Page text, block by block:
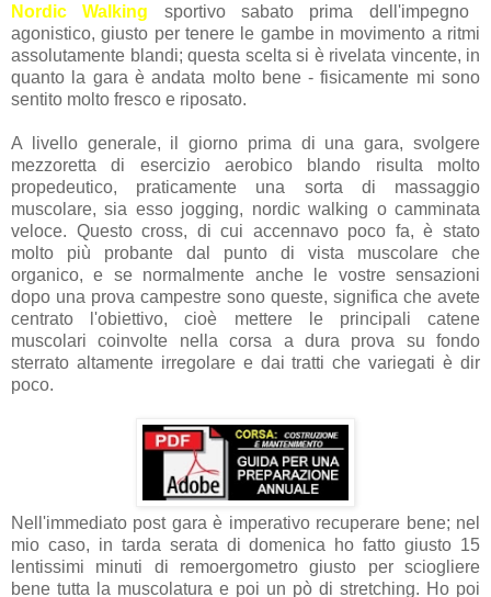
Nordic Walking sportivo sabato prima dell'impegno
agonistico, giusto per tenere le gambe in movimento a ritmi
assolutamente blandi; questa scelta si è rivelata vincente, in
quanto la gara è andata molto bene - fisicamente mi sono
sentito molto fresco e riposato.
A livello generale, il giorno prima di una gara, svolgere
mezzoretta di esercizio aerobico blando risulta molto
propedeutico, praticamente una sorta di massaggio
muscolare, sia esso jogging, nordic walking o camminata
veloce. Questo cross, di cui accennavo poco fa, è stato
molto più probante dal punto di vista muscolare che
organico, e se normalmente anche le vostre sensazioni
dopo una prova campestre sono queste, significa che avete
centrato l'obiettivo, cioè mettere le principali catene
muscolari coinvolte nella corsa a dura prova su fondo
sterrato altamente irregolare e dai tratti che variegati è dir
poco.
Nell'immediato post gara è imperativo recuperare bene; nel
mio caso, in tarda serata di domenica ho fatto giusto 15
lentissimi minuti di remoergometro giusto per sciogliere
bene tutta la muscolatura e poi un pò di stretching. Ho poi